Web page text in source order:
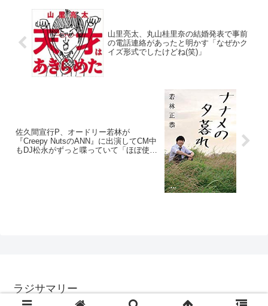
山里亮太、丸山桂里奈の結婚発表で事前
の電話連絡があったと明かす「なぜかク
イズ形式でしたけどね(笑)」
佐久間宣行P、オードリー若林が
『Creepy NutsのANN』に出演してCM中
もDJ松永がずっと喋っていて「ほぼ使え
ラジサマリー